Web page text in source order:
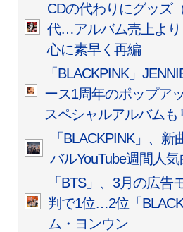
CDの代わりにグッズ
代…アルバム売上より
心に素早く再編
「BLACKPINK」
ース1周年のポップア
スペシャルアルバムも
「BLACKPINK」、
バルYouTube週間人
「BTS」、3月の広告
判で1位…2位「
ム・ヨンウン